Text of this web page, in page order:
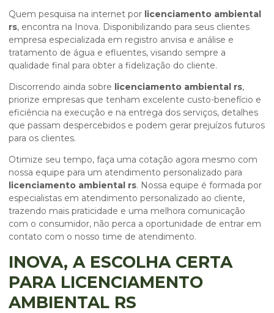
Quem pesquisa na internet por licenciamento ambiental
rs, encontra na Inova. Disponibilizando para seus clientes
empresa especializada em registro anvisa e análise e
tratamento de água e efluentes, visando sempre a
qualidade final para obter a fidelização do cliente.
Discorrendo ainda sobre licenciamento ambiental rs,
priorize empresas que tenham excelente custo-benefício e
eficiência na execução e na entrega dos serviços, detalhes
que passam despercebidos e podem gerar prejuízos futuros
para os clientes.
Otimize seu tempo, faça uma cotação agora mesmo com
nossa equipe para um atendimento personalizado para
licenciamento ambiental rs. Nossa equipe é formada por
especialistas em atendimento personalizado ao cliente,
trazendo mais praticidade e uma melhora comunicação
com o consumidor, não perca a oportunidade de entrar em
contato com o nosso time de atendimento.
INOVA, A ESCOLHA CERTA
PARA LICENCIAMENTO
AMBIENTAL RS